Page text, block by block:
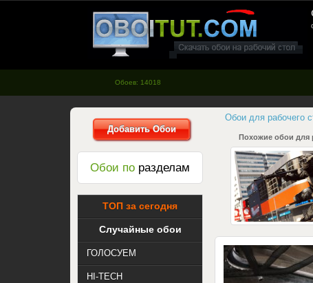
oboitut.com - Обои для рабочего
столаОбоев: 14018
Обои для рабочего
Похожие обои для
Добавить Обои
Обои по разделам
ТОП за сегодня
Случайные обои
ГОЛОСУЕМ
HI-TECH